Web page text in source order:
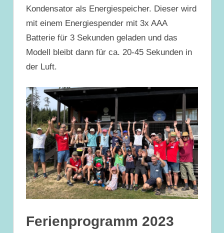
Kondensator als Energiespeicher. Dieser wird
mit einem Energiespender mit 3x AAA
Batterie für 3 Sekunden geladen und das
Modell bleibt dann für ca. 20-45 Sekunden in
der Luft.
Ferienprogramm 2023